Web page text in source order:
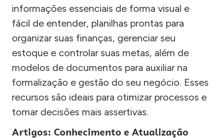
informações essenciais de forma visual e
fácil de entender, planilhas prontas para
organizar suas finanças, gerenciar seu
estoque e controlar suas metas, além de
modelos de documentos para auxiliar na
formalização e gestão do seu negócio. Esses
recursos são ideais para otimizar processos e
tomar decisões mais assertivas.
Artigos: Conhecimento e Atualização